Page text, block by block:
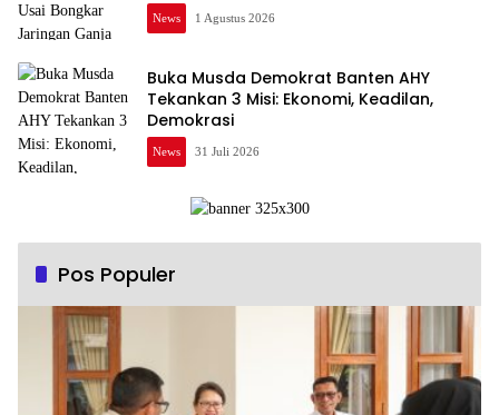
News 1 Agustus 2026
Buka Musda Demokrat Banten AHY
Tekankan 3 Misi: Ekonomi, Keadilan,
Demokrasi
News 31 Juli 2026
Pos Populer